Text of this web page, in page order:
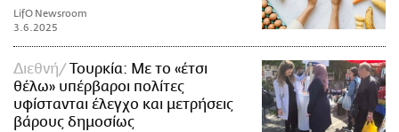
LifO Newsroom
3.6.2025
Διεθνή
Τουρκία: Με το «έτσι
θέλω» υπέρβαροι πολίτες
υφίστανται έλεγχο και μετρήσεις
βάρους δημοσίως